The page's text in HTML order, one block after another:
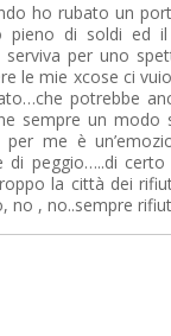
ho rubato un
di soldi ed il
per uno
le mie xcose ci
potrebbe
sempre un modo
me è
di peggio…..di
la città dei
no , no..sempre